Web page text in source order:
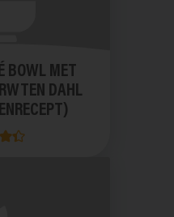
BOWL MET
DAHL